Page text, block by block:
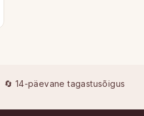
🔄 14-päevane tagastusõigus